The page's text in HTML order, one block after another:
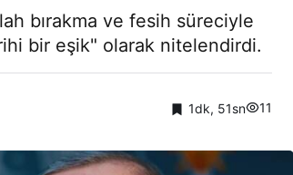
bırakma ve fesih süreciyle
bir eşik" olarak nitelendirdi.
1dk, 51sn 11